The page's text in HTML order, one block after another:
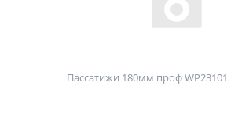
Пассатижи 180мм проф